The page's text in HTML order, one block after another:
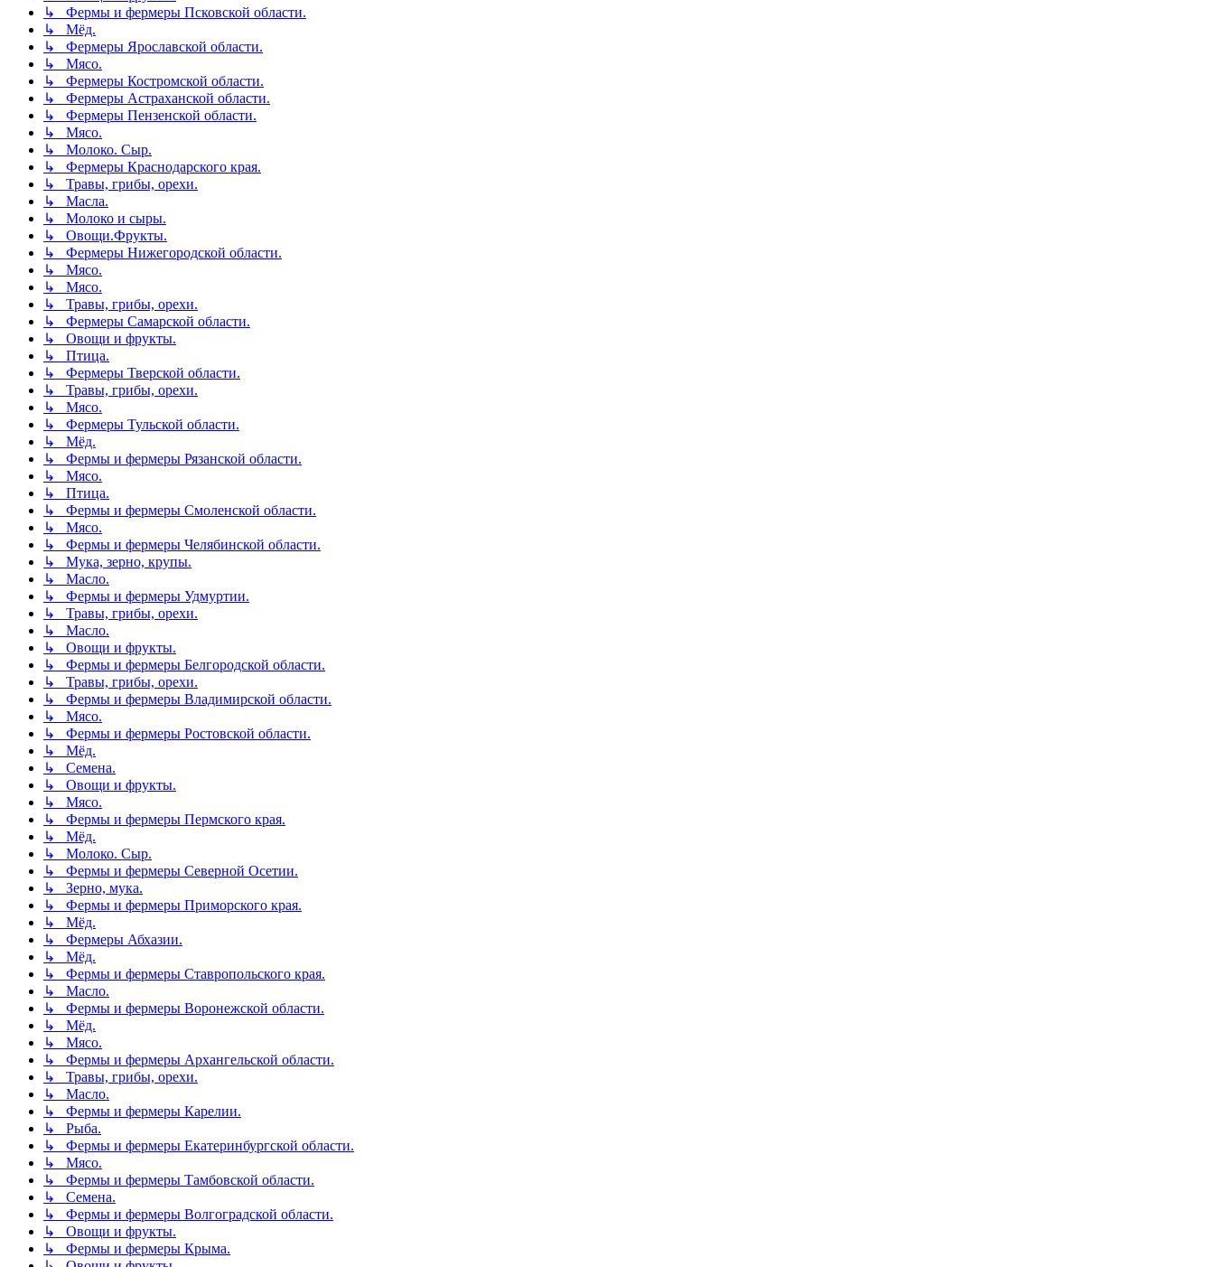
↳ Фермы и фермеры Псковской области.
↳ Мёд.
↳ Фермеры Ярославской области.
↳ Мясо.
↳ Фермеры Костромской области.
↳ Фермеры Астраханской области.
↳ Фермеры Пензенской области.
↳ Мясо.
↳ Молоко. Сыр.
↳ Фермеры Краснодарского края.
↳ Травы, грибы, орехи.
↳ Масла.
↳ Молоко и сыры.
↳ Овощи.Фрукты.
↳ Фермеры Нижегородской области.
↳ Мясо.
↳ Мясо.
↳ Травы, грибы, орехи.
↳ Фермеры Самарской области.
↳ Овощи и фрукты.
↳ Птица.
↳ Фермеры Тверской области.
↳ Травы, грибы, орехи.
↳ Мясо.
↳ Фермеры Тульской области.
↳ Мёд.
↳ Фермы и фермеры Рязанской области.
↳ Мясо.
↳ Птица.
↳ Фермы и фермеры Смоленской области.
↳ Мясо.
↳ Фермы и фермеры Челябинской области.
↳ Мука, зерно, крупы.
↳ Масло.
↳ Фермы и фермеры Удмуртии.
↳ Травы, грибы, орехи.
↳ Масло.
↳ Овощи и фрукты.
↳ Фермы и фермеры Белгородской области.
↳ Травы, грибы, орехи.
↳ Фермы и фермеры Владимирской области.
↳ Мясо.
↳ Фермы и фермеры Ростовской области.
↳ Мёд.
↳ Семена.
↳ Овощи и фрукты.
↳ Мясо.
↳ Фермы и фермеры Пермского края.
↳ Мёд.
↳ Молоко. Сыр.
↳ Фермы и фермеры Северной Осетии.
↳ Зерно, мука.
↳ Фермы и фермеры Приморского края.
↳ Мёд.
↳ Фермеры Абхазии.
↳ Мёд.
↳ Фермы и фермеры Ставропольского края.
↳ Масло.
↳ Фермы и фермеры Воронежской области.
↳ Мёд.
↳ Мясо.
↳ Фермы и фермеры Архангельской области.
↳ Травы, грибы, орехи.
↳ Масло.
↳ Фермы и фермеры Карелии.
↳ Рыба.
↳ Фермы и фермеры Екатеринбургской области.
↳ Мясо.
↳ Фермы и фермеры Тамбовской области.
↳ Семена.
↳ Фермы и фермеры Волгоградской области.
↳ Овощи и фрукты.
↳ Фермы и фермеры Крыма.